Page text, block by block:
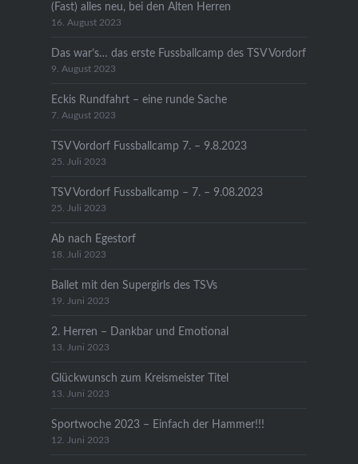
(Fast) alles neu, bei den Alten Herren
16. August 2023
Das war’s… das erste Fussballcamp des TSV Vordorf
9. August 2023
Eckis Rundfahrt – eine runde Sache
7. August 2023
TSV Vordorf Fussballcamp 7. – 9.8.2023
25. Juli 2023
TSV Vordorf Fussballcamp – 7. – 9.08.2023
25. Juli 2023
Ab nach Egestorf
18. Juli 2023
Ballet mit den Supergirls des TSVs
19. Juni 2023
2. Herren – Dankbar und Emotional
13. Juni 2023
Glückwunsch zum Kreismeister Titel
13. Juni 2023
Sportwoche 2023 – Einfach der Hammer!!!
12. Juni 2023